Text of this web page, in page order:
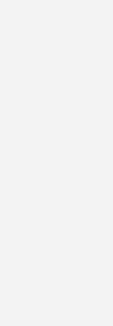
mit dem ERE
Sie regelmäßig von uns
Neuigkeiten, gebündelt und
bin ich damit einverstanden, über
und eine Abmeldung ist
Umgang mit Daten finden Sie